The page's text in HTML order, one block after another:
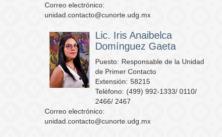
Correo electrónico:
unidad.contacto@cunorte.udg.mx
Lic. Iris Anaibelca
Domínguez Gaeta
Puesto: Responsable de la Unidad
de Primer Contacto
Extensión: 58215
Teléfono: (499) 992-1333/ 0110/
2466/ 2467
Correo electrónico:
unidad.contacto@cunorte.udg.mx